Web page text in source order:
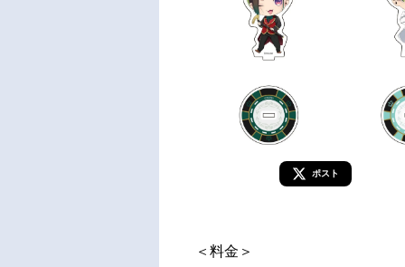
ポスト
＜料金＞